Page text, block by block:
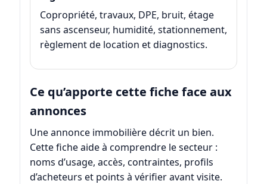
Copropriété, travaux, DPE, bruit, étage
sans ascenseur, humidité, stationnement,
règlement de location et diagnostics.
Ce qu’apporte cette fiche face aux
annonces
Une annonce immobilière décrit un bien.
Cette fiche aide à comprendre le secteur :
noms d’usage, accès, contraintes, profils
d’acheteurs et points à vérifier avant visite.